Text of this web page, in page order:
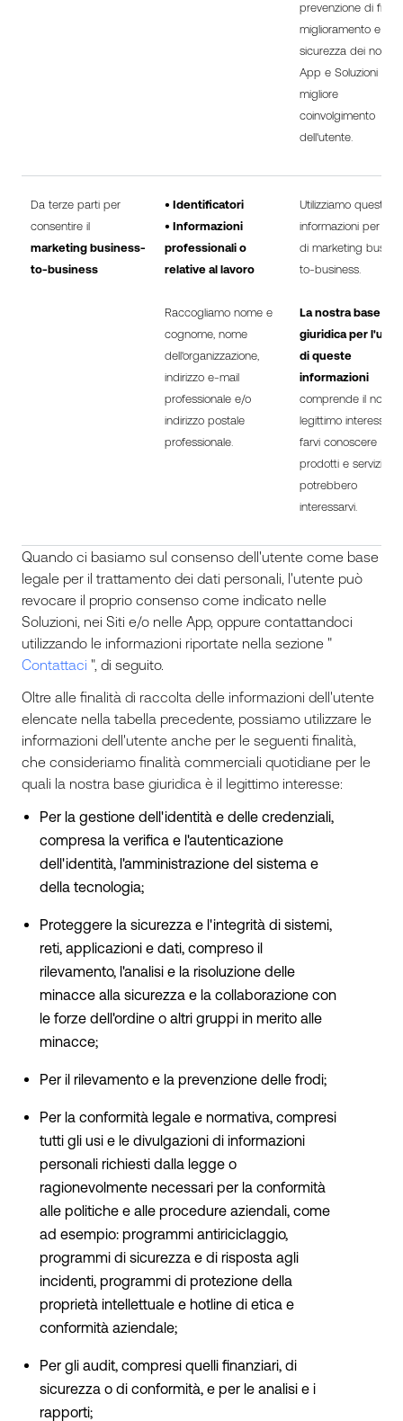
prevenzione di frodi,
miglioramento e la
sicurezza dei nostri
App e Soluzioni e un
migliore
coinvolgimento
dell'utente.
Da terze parti per
consentire il
marketing business-
to-business
• Identificatori
• Informazioni
professionali o
relative al lavoro
Raccogliamo nome e
cognome, nome
dell'organizzazione,
indirizzo e-mail
professionale e/o
indirizzo postale
professionale.
Utilizziamo queste
informazioni per
di marketing
to-business.
La nostra base
giuridica per
di queste
informazioni
comprende il nostro
legittimo interesse a
farvi conoscere
prodotti e servizi
potrebbero
interessarvi.
Quando ci basiamo sul consenso dell'utente come base
legale per il trattamento dei dati personali, l'utente può
revocare il proprio consenso come indicato nelle
Soluzioni, nei Siti e/o nelle App, oppure contattandoci
utilizzando le informazioni riportate nella sezione "
Contattaci ", di seguito.
Oltre alle finalità di raccolta delle informazioni dell'utente
elencate nella tabella precedente, possiamo utilizzare le
informazioni dell'utente anche per le seguenti finalità,
che consideriamo finalità commerciali quotidiane per le
quali la nostra base giuridica è il legittimo interesse:
Per la gestione dell'identità e delle credenziali,
compresa la verifica e l'autenticazione
dell'identità, l'amministrazione del sistema e
della tecnologia;
Proteggere la sicurezza e l'integrità di sistemi,
reti, applicazioni e dati, compreso il
rilevamento, l'analisi e la risoluzione delle
minacce alla sicurezza e la collaborazione con
le forze dell'ordine o altri gruppi in merito alle
minacce;
Per il rilevamento e la prevenzione delle frodi;
Per la conformità legale e normativa, compresi
tutti gli usi e le divulgazioni di informazioni
personali richiesti dalla legge o
ragionevolmente necessari per la conformità
alle politiche e alle procedure aziendali, come
ad esempio: programmi antiriciclaggio,
programmi di sicurezza e di risposta agli
incidenti, programmi di protezione della
proprietà intellettuale e hotline di etica e
conformità aziendale;
Per gli audit, compresi quelli finanziari, di
sicurezza o di conformità, e per le analisi e i
rapporti;